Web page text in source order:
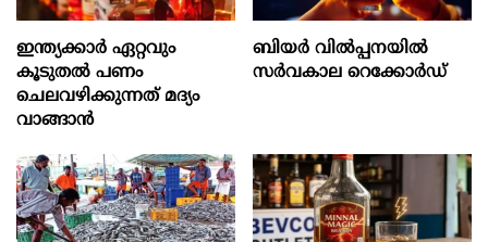
ഇന്ത്യക്കാര്‍ ഏറ്റവും
കൂടുതല്‍ പണം
ചെലവഴിക്കുന്നത് മദ്യം
വാങ്ങാൻ
ബിയര്‍ വില്‍പ്പനയില്‍
സര്‍വകാല റെക്കോര്‍ഡ്